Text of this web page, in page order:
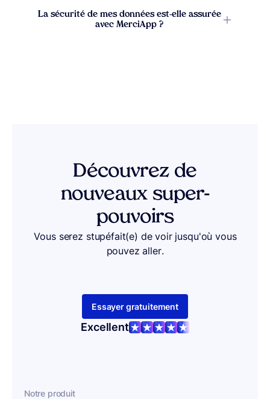
La sécurité de mes données est-elle assurée
avec MerciApp ?
Découvrez de
nouveaux super-
pouvoirs
Vous serez stupéfait(e) de voir jusqu'où vous
pouvez aller.
Essayer gratuitement
Excellent
Notre produit